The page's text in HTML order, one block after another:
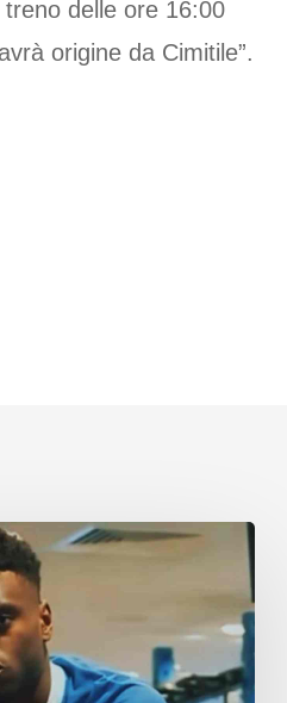
delle ore 16:00
origine da Cimitile”.